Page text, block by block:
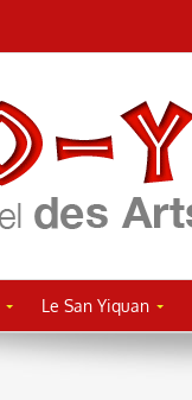
Le San Yiquan